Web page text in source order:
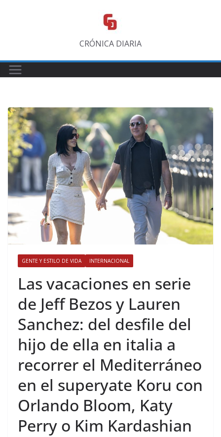
CRÓNICA DIARIA
GENTE Y ESTILO DE VIDA INTERNACIONAL
​Las vacaciones en serie
de Jeff Bezos y Lauren
Sanchez: del desfile del
hijo de ella en italia a
recorrer el Mediterráneo
en el superyate Koru con
Orlando Bloom, Katy
Perry o Kim Kardashian